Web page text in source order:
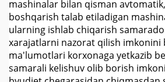
mashinalar bilan qisman
boshqarish talab etiladigan
ularning ishlab chiqarish
xarajatlarni nazorat qilish imkonini
ma'lumotlari korxonaga yetkazib
samarali kelishuv olib borish